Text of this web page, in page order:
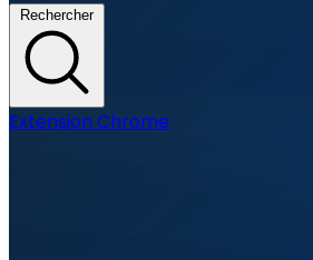
Rechercher
Extension Chrome